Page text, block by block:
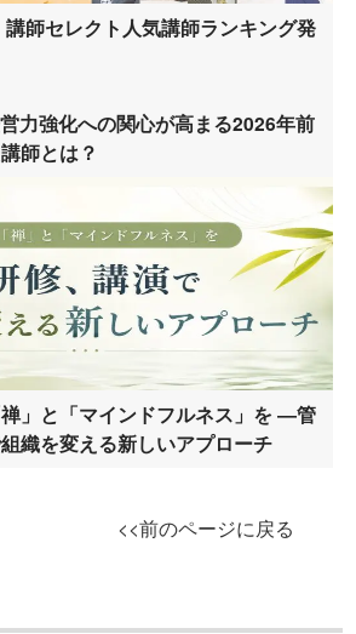
講師セレクト人気講師ランキング発
力強化への関心が高まる2026年前
師とは？
」と「マインドフルネス」を ―管
織を変える新しいアプローチ
<<前のページに戻る